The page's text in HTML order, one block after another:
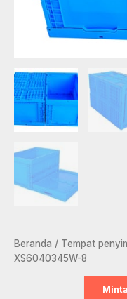
Beranda / Tempat
XS6040345W-8